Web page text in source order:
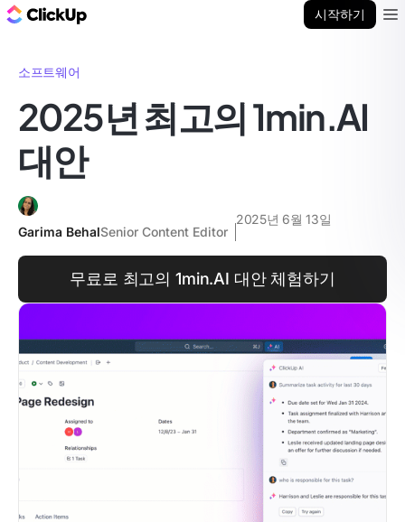
시작하기
소프트웨어
2025년 최고의 1min.AI
대안
Garima BehalSenior Content Editor
2025년 6월 13일
무료로 최고의 1min.AI 대안 체험하기